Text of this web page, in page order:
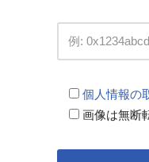
個人情報の
画像は無断